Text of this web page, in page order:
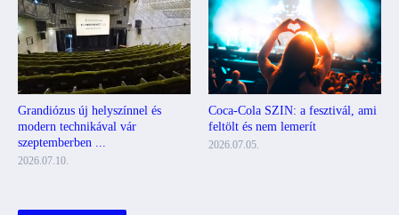
Grandiózus új helyszínnel és
modern technikával vár
szeptemberben ...
2026.07.10.
Coca-Cola SZIN: a fesztivál, ami
feltölt és nem lemerít
2026.07.05.